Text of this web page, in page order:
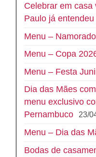
Celebrar em
Paulo já
Menu –
Menu – Copa
Menu – Festa
Dia das Mães
menu exclusivo
Pernambuco
23/
Menu – Dia das
Bodas de